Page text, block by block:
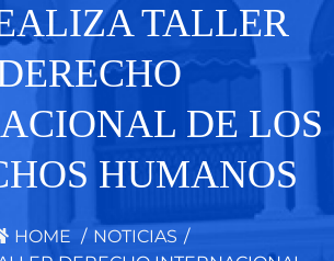
TALLER
DE LOS
HUMANOS
HOME / NOTICIAS /